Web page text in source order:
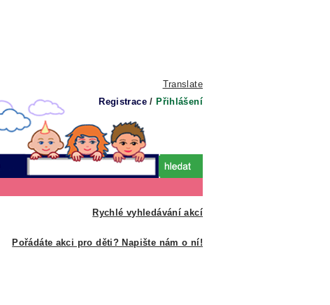
Translate
Registrace / Přihlášení
Rychlé vyhledávání akcí
Pořádáte akci pro děti? Napište nám o ní!